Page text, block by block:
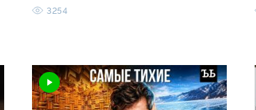
3254